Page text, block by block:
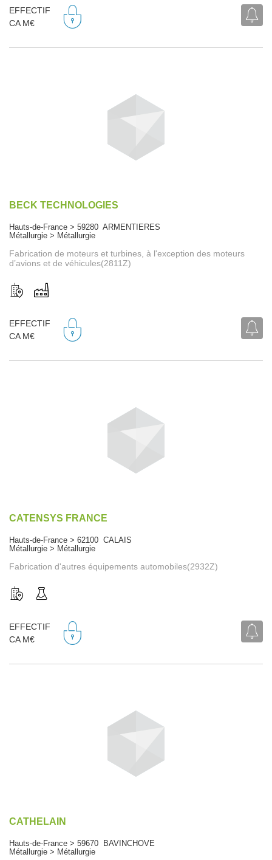
EFFECTIF
CA M€
BECK TECHNOLOGIES
Hauts-de-France > 59280 ARMENTIERES
Métallurgie > Métallurgie
Fabrication de moteurs et turbines, à l'exception des moteurs
d’avions et de véhicules(2811Z)
EFFECTIF
CA M€
CATENSYS FRANCE
Hauts-de-France > 62100 CALAIS
Métallurgie > Métallurgie
Fabrication d'autres équipements automobiles(2932Z)
EFFECTIF
CA M€
CATHELAIN
Hauts-de-France > 59670 BAVINCHOVE
Métallurgie > Métallurgie